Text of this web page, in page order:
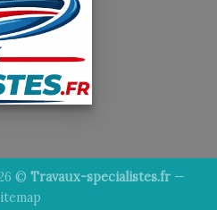
© Travaux-specialistes.fr—